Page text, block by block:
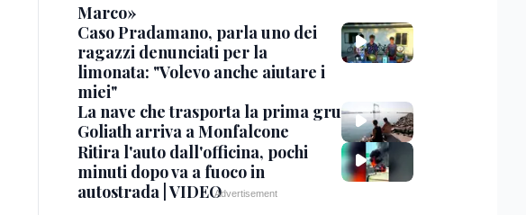
Marco»
Caso Pradamano, parla uno dei
ragazzi denunciati per la
limonata: "Volevo anche aiutare i
miei"
La nave che trasporta la prima gru
Goliath arriva a Monfalcone
Ritira l'auto dall'officina, pochi
minuti dopo va a fuoco in
autostrada | VIDEO